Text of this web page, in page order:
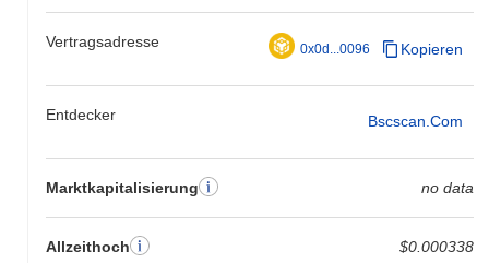
Vertragsadresse 0x0d...0096 Kopieren
Entdecker Bscscan.com
Marktkapitalisierung no data
Allzeithoch
$0.000338